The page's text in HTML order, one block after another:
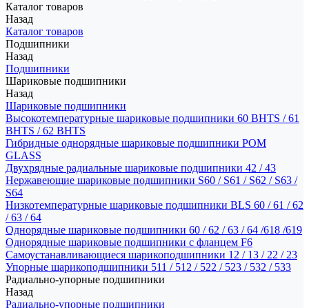
Каталог товаров
Назад
Каталог товаров
Подшипники
Назад
Подшипники
Шариковые подшипники
Назад
Шариковые подшипники
Высокотемпературные шариковые подшипники 60 BHTS / 61
BHTS / 62 BHTS
Гибридные однорядные шариковые подшипники POM
GLASS
Двухрядные радиальные шариковые подшипники 42 / 43
Нержавеющие шариковые подшипники S60 / S61 / S62 / S63 /
S64
Низкотемпературные шариковые подшипники BLS 60 / 61 / 62
/ 63 / 64
Однорядные шариковые подшипники 60 / 62 / 63 / 64 /618 /619
Однорядные шариковые подшипники с фланцем F6
Самоустанавливающиеся шарикоподшипники 12 / 13 / 22 / 23
Упорные шарикоподшипники 511 / 512 / 522 / 523 / 532 / 533
Радиально-упорные подшипники
Назад
Радиально-упорные подшипники